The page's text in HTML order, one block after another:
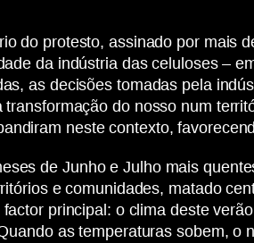
do protesto, assinado por mais
da indústria das celuloses –
as decisões tomadas pela
transformação do nosso num
neste contexto,
de Junho e Julho mais
e comunidades, matado
principal: o clima deste
as temperaturas sobem,